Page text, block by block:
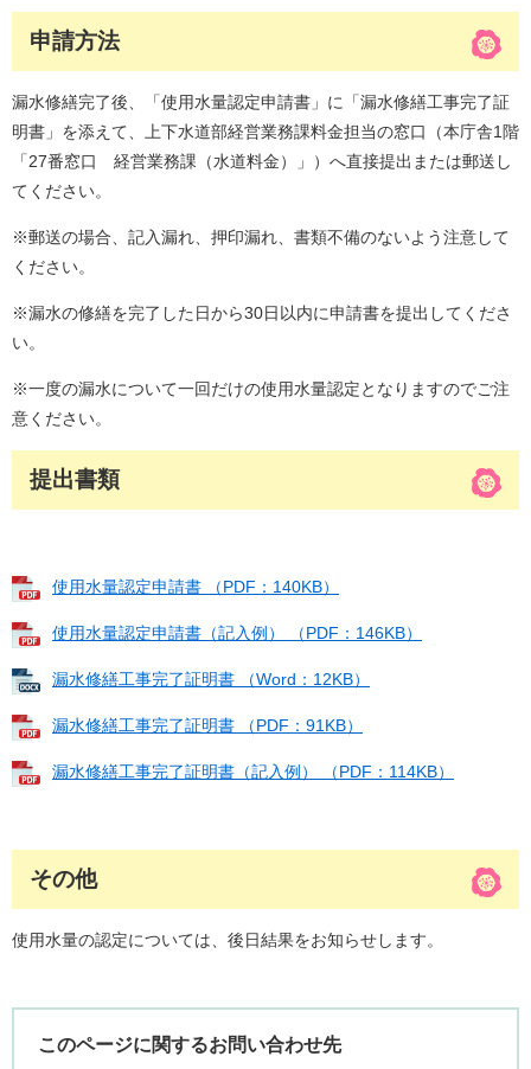
申請方法
漏水修繕完了後、「使用水量認定申請書」に「漏水修繕工事完了証
明書」を添えて、上下水道部経営業務課料金担当の窓口（本庁舎1階
「27番窓口 経営業務課（水道料金）」）へ直接提出または郵送し
てください。
※郵送の場合、記入漏れ、押印漏れ、書類不備のないよう注意して
ください。
※漏水の修繕を完了した日から30日以内に申請書を提出してくださ
い。
※一度の漏水について一回だけの使用水量認定となりますのでご注
意ください。
提出書類
使用水量認定申請書 （PDF：140KB）
使用水量認定申請書（記入例） （PDF：146KB）
漏水修繕工事完了証明書 （Word：12KB）
漏水修繕工事完了証明書 （PDF：91KB）
漏水修繕工事完了証明書（記入例） （PDF：114KB）
その他
使用水量の認定については、後日結果をお知らせします。
このページに関するお問い合わせ先